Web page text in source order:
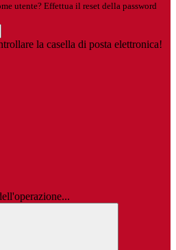
utente? Effettua il reset della password
la casella di posta elettronica!